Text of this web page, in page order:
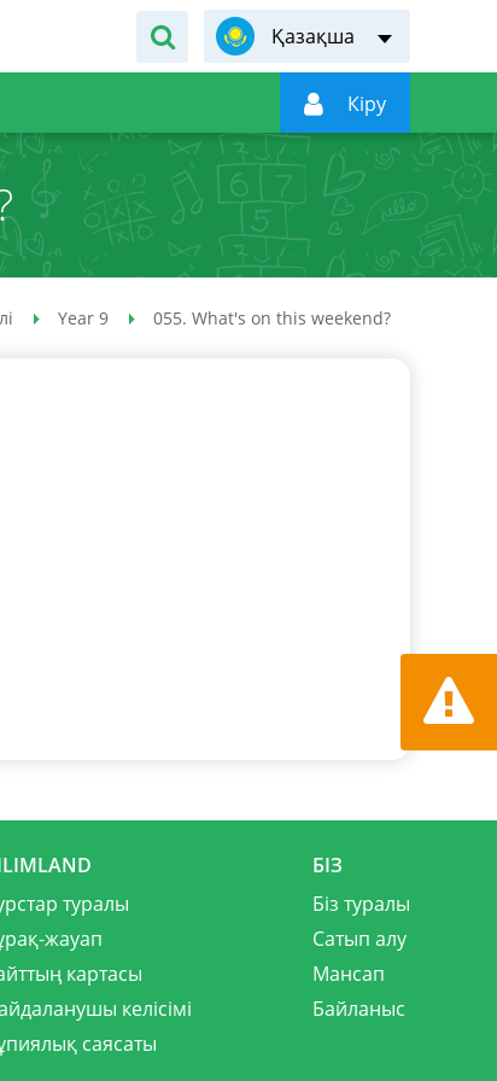
Қазақша
 Кiру
Year 9 055. What's on this weekend?
Қате
туралы
жауап
картасы
келісімі
саясаты
БІЗ
Біз туралы
Сатып алу
Мансап
Байланыс